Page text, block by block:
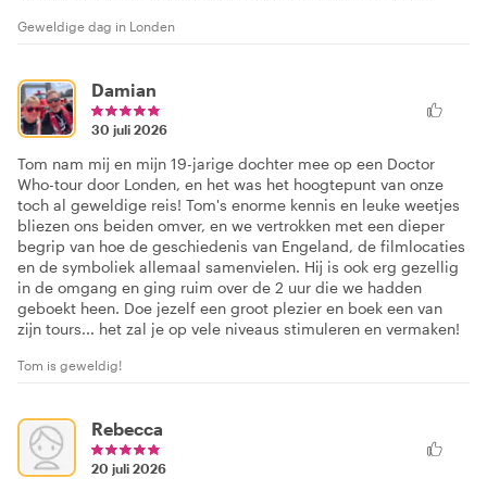
Geweldige dag in Londen
Damian
30 juli 2026
Tom nam mij en mijn 19-jarige dochter mee op een Doctor
Who-tour door Londen, en het was het hoogtepunt van onze
toch al geweldige reis! Tom's enorme kennis en leuke weetjes
bliezen ons beiden omver, en we vertrokken met een dieper
begrip van hoe de geschiedenis van Engeland, de filmlocaties
en de symboliek allemaal samenvielen. Hij is ook erg gezellig
in de omgang en ging ruim over de 2 uur die we hadden
geboekt heen. Doe jezelf een groot plezier en boek een van
zijn tours... het zal je op vele niveaus stimuleren en vermaken!
Tom is geweldig!
Rebecca
20 juli 2026